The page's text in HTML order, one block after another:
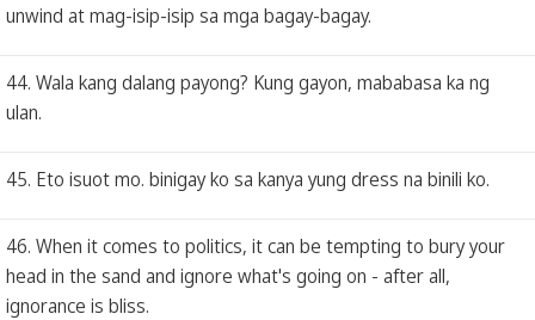
unwind at mag-isip-isip sa mga bagay-bagay.
44. Wala kang dalang payong? Kung gayon, mababasa ka ng
ulan.
45. Eto isuot mo. binigay ko sa kanya yung dress na binili ko.
46. When it comes to politics, it can be tempting to bury your
head in the sand and ignore what's going on - after all,
ignorance is bliss.